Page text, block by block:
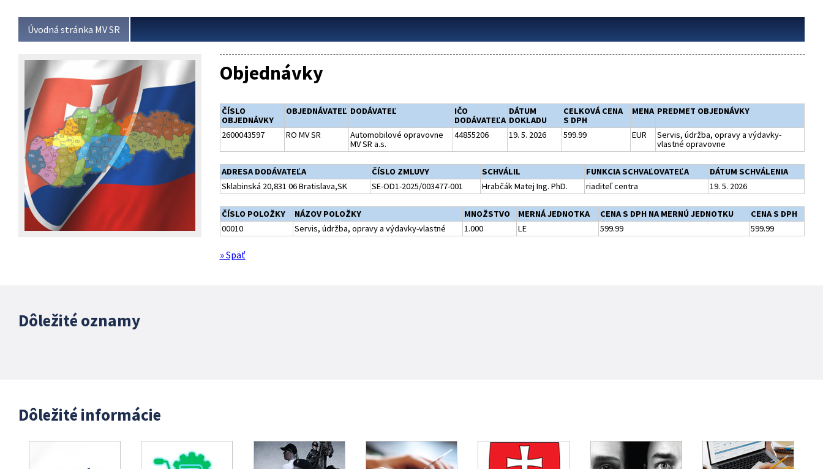
Úvodná stránka MV SR
Objednávky
ČÍSLO
OBJEDNÁVKY
OBJEDNÁVATEĽ DODÁVATEĽ
IČO
DODÁVATEĽA
DÁTUM
DOKLADU
CELKOVÁ CENA
S DPH
MENA PREDMET OBJEDNÁVKY
2600043597 RO MV SR
Automobilové opravovne
MV SR a.s.
44855206 19. 5. 2026 599.99 EUR
Servis, údržba, opravy a výdavky-
vlastné opravovne
ADRESA DODÁVATEĽA ČÍSLO ZMLUVY SCHVÁLIL FUNKCIA SCHVAĽOVATEĽA
DÁTUM SCHVÁLENIA
Sklabinská 20,831 06 Bratislava,SK
SE-OD1-2025/003477-001 Hrabčák Matej Ing. PhD. riaditeľ centra 19. 5. 2026
ČÍSLO POLOŽKY NÁZOV POLOŽKY MNOŽSTVO MERNÁ JEDNOTKA CENA S DPH NA MERNÚ JEDNOTKU
CENA S DPH
00010
Servis, údržba, opravy a výdavky-vlastné 1.000 LE 599.99 599.99
» Späť
Dôležité oznamy
Dôležité informácie